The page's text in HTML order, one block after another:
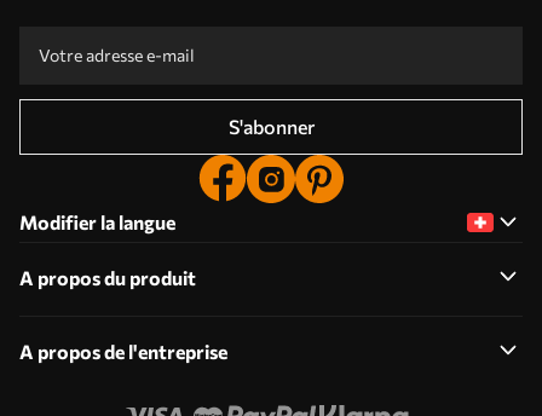
S'abonner
Modifier la langue
A propos du produit
A propos de l'entreprise